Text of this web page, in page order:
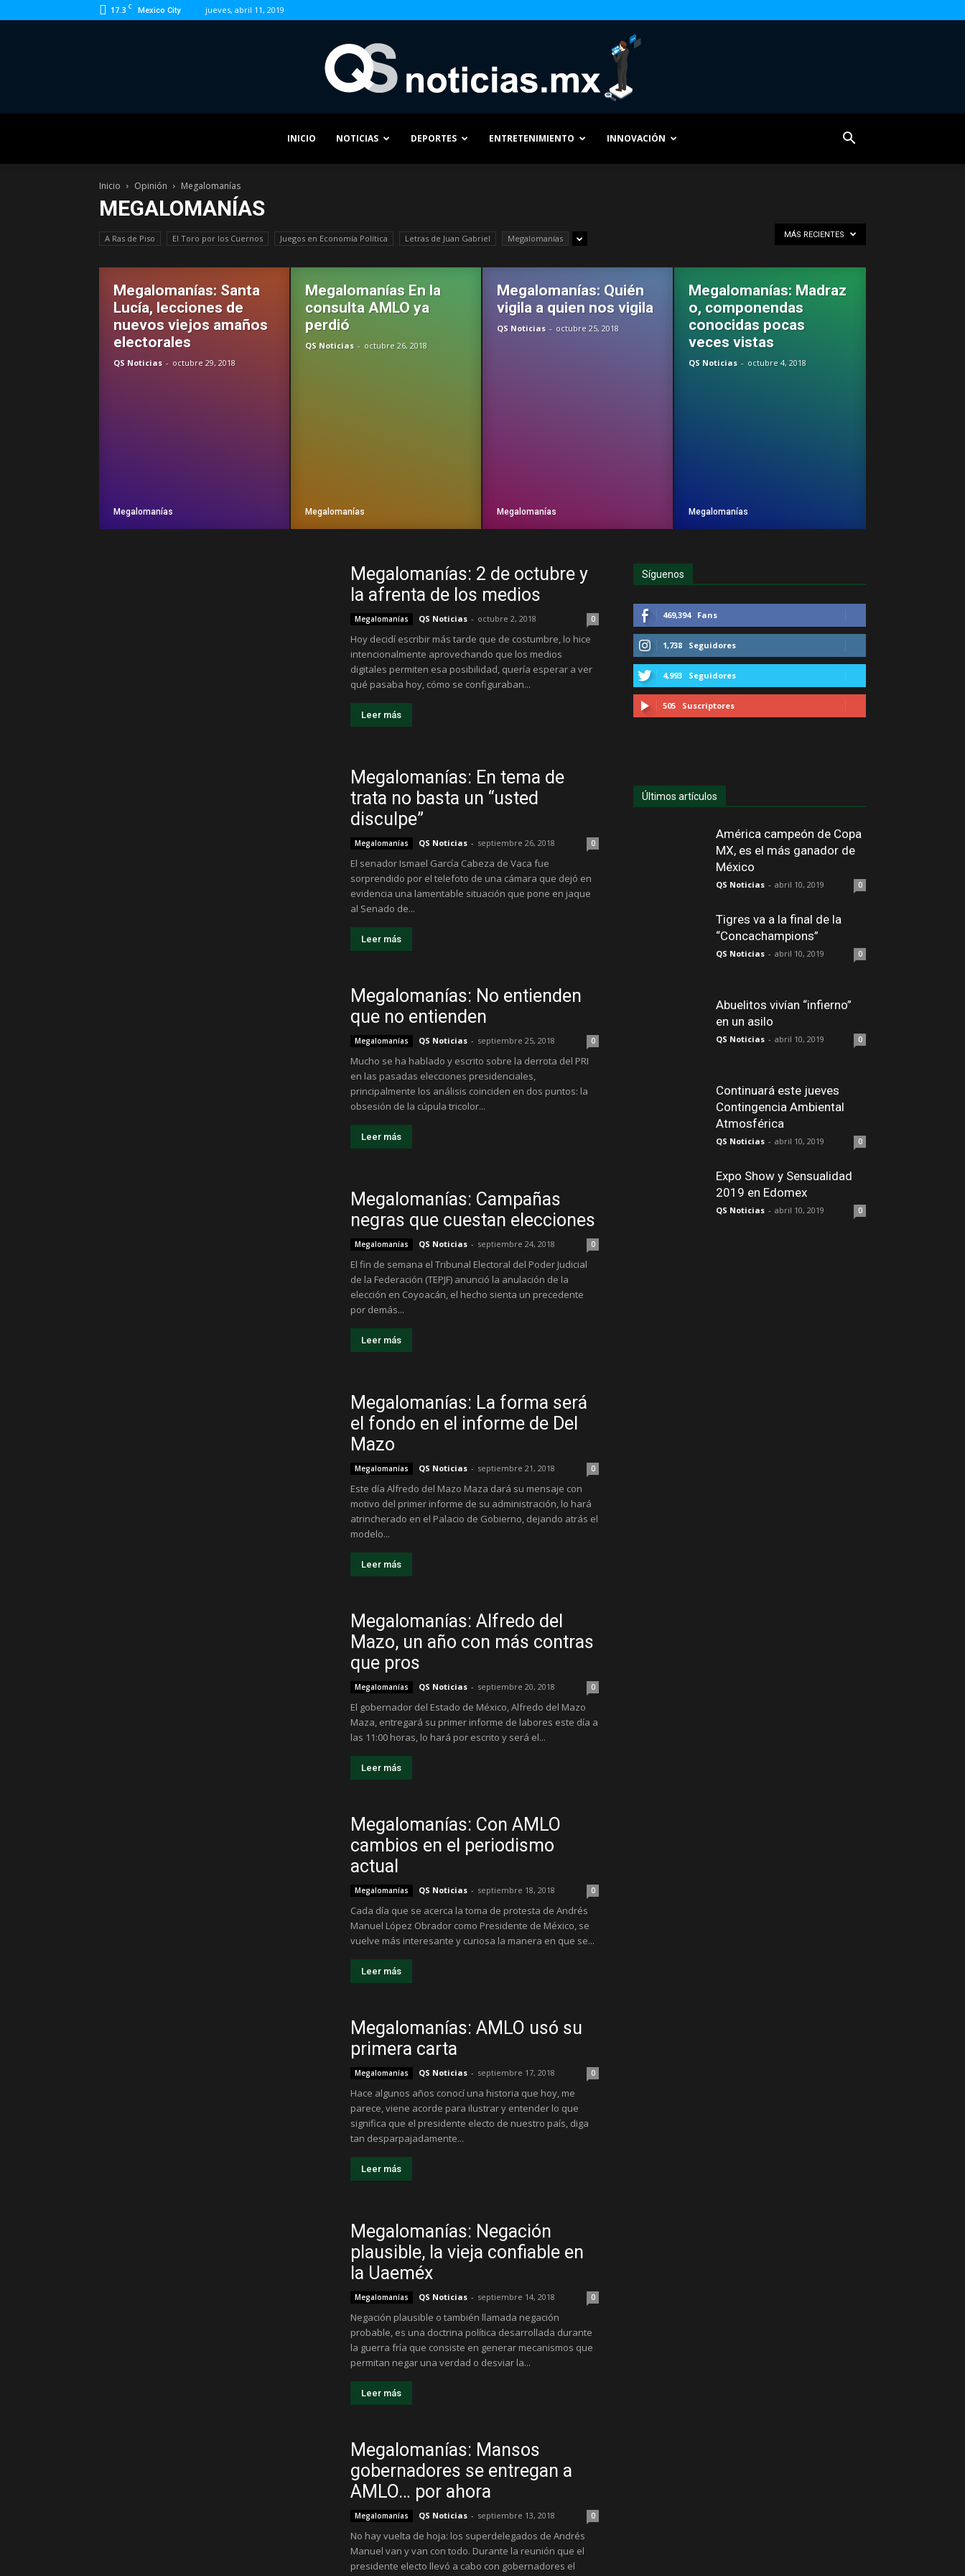
17.3 C Mexico City jueves, abril 11, 2019
INICIO NOTICIAS DEPORTES ENTRETENIMIENTO INNOVACIÓN
Inicio Opinión Megalomanías
MEGALOMANÍAS
A Ras de Piso El Toro por los Cuernos Juegos en Economía Política Letras de Juan Gabriel Megalomanías MÁS RECIENTES
Megalomanías
Megalomanías: Santa
Lucía, lecciones de
nuevos viejos amaños
electorales
QS Noticias - octubre 29, 2018
Megalomanías
Megalomanías En la
consulta AMLO ya
perdió
QS Noticias - octubre 26, 2018
Megalomanías
Megalomanías: Quién
vigila a quien nos vigila
QS Noticias - octubre 25, 2018
Megalomanías
Megalomanías: Madraz
o, componendas
conocidas pocas
veces vistas
QS Noticias - octubre 4, 2018
Megalomanías: 2 de octubre y
la afrenta de los medios
Megalomanías QS Noticias - octubre 2, 2018 0
Hoy decidí escribir más tarde que de costumbre, lo hice
intencionalmente aprovechando que los medios
digitales permiten esa posibilidad, quería esperar a ver
qué pasaba hoy, cómo se configuraban...
Leer más
Megalomanías: En tema de
trata no basta un “usted
disculpe”
Megalomanías QS Noticias - septiembre 26, 2018 0
El senador Ismael García Cabeza de Vaca fue
sorprendido por el telefoto de una cámara que dejó en
evidencia una lamentable situación que pone en jaque
al Senado de...
Leer más
Megalomanías: No entienden
que no entienden
Megalomanías QS Noticias - septiembre 25, 2018 0
Mucho se ha hablado y escrito sobre la derrota del PRI
en las pasadas elecciones presidenciales,
principalmente los análisis coinciden en dos puntos: la
obsesión de la cúpula tricolor...
Leer más
Megalomanías: Campañas
negras que cuestan elecciones
Megalomanías QS Noticias - septiembre 24, 2018 0
El fin de semana el Tribunal Electoral del Poder Judicial
de la Federación (TEPJF) anunció la anulación de la
elección en Coyoacán, el hecho sienta un precedente
por demás...
Leer más
Megalomanías: La forma será
el fondo en el informe de Del
Mazo
Megalomanías QS Noticias - septiembre 21, 2018 0
Este día Alfredo del Mazo Maza dará su mensaje con
motivo del primer informe de su administración, lo hará
atrincherado en el Palacio de Gobierno, dejando atrás el
modelo...
Leer más
Megalomanías: Alfredo del
Mazo, un año con más contras
que pros
Megalomanías QS Noticias - septiembre 20, 2018 0
El gobernador del Estado de México, Alfredo del Mazo
Maza, entregará su primer informe de labores este día a
las 11:00 horas, lo hará por escrito y será el...
Leer más
Megalomanías: Con AMLO
cambios en el periodismo
actual
Megalomanías QS Noticias - septiembre 18, 2018 0
Cada día que se acerca la toma de protesta de Andrés
Manuel López Obrador como Presidente de México, se
vuelve más interesante y curiosa la manera en que se...
Leer más
Megalomanías: AMLO usó su
primera carta
Megalomanías QS Noticias - septiembre 17, 2018 0
Hace algunos años conocí una historia que hoy, me
parece, viene acorde para ilustrar y entender lo que
significa que el presidente electo de nuestro país, diga
tan desparpajadamente...
Leer más
Megalomanías: Negación
plausible, la vieja confiable en
la Uaeméx
Megalomanías QS Noticias - septiembre 14, 2018 0
Negación plausible o también llamada negación
probable, es una doctrina política desarrollada durante
la guerra fría que consiste en generar mecanismos que
permitan negar una verdad o desviar la...
Leer más
Megalomanías: Mansos
gobernadores se entregan a
AMLO… por ahora
Megalomanías QS Noticias - septiembre 13, 2018 0
No hay vuelta de hoja: los superdelegados de Andrés
Manuel van y van con todo. Durante la reunión que el
presidente electo llevó a cabo con gobernadores el
Síguenos
469,394 Fans
1,738 Seguidores
4,993 Seguidores
505 Suscriptores
Últimos artículos
América campeón de Copa
MX, es el más ganador de
México
QS Noticias - abril 10, 2019 0
Tigres va a la final de la
“Concachampions”
QS Noticias - abril 10, 2019 0
Abuelitos vivían “infierno”
en un asilo
QS Noticias - abril 10, 2019 0
Continuará este jueves
Contingencia Ambiental
Atmosférica
QS Noticias - abril 10, 2019 0
Expo Show y Sensualidad
2019 en Edomex
QS Noticias - abril 10, 2019 0